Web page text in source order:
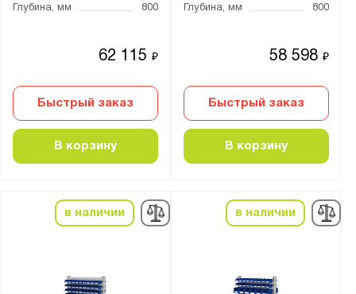
Глубина, мм 800
62 115₽
Быстрый заказ
В корзину
Глубина, мм 800
58 598₽
Быстрый заказ
В корзину
в наличии в наличии